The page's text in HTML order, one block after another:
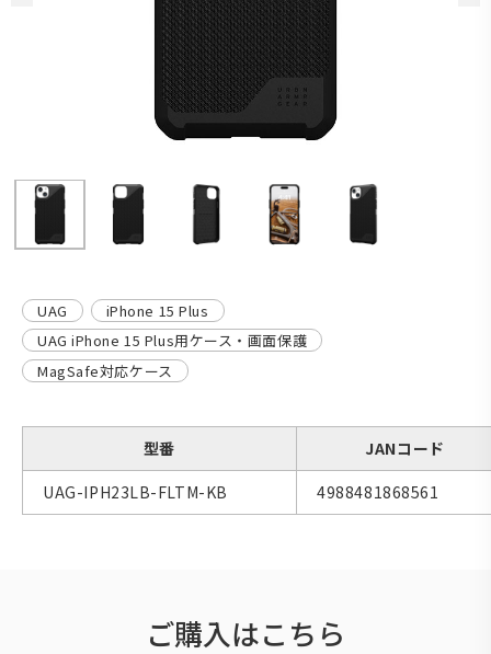
UAG
iPhone 15 Plus
UAG iPhone 15 Plus用ケース・画面保護
MagSafe対応ケース
型番
JANコード
UAG-IPH23LB-FLTM-KB
4988481868561
ご購入はこちら